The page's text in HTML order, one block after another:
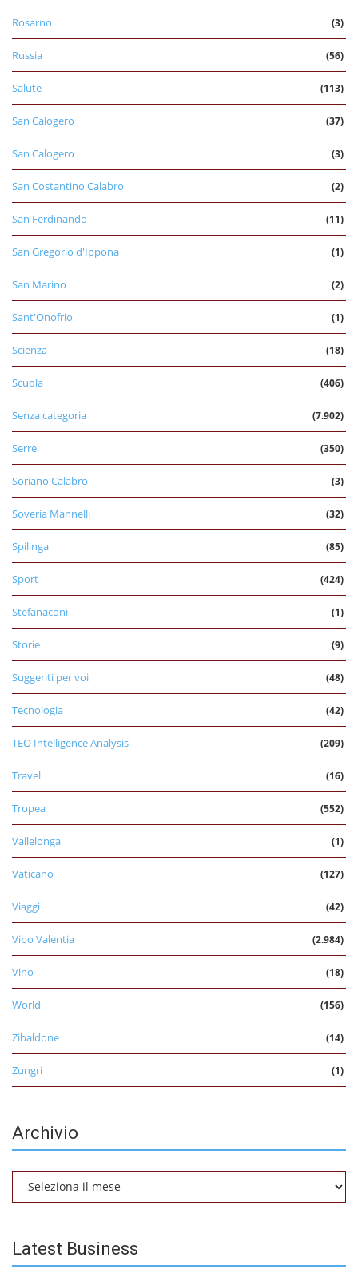
Rosarno (3)
Russia (56)
Salute (113)
San Calogero (37)
San Calogero (3)
San Costantino Calabro (2)
San Ferdinando (11)
San Gregorio d'Ippona (1)
San Marino (2)
Sant'Onofrio (1)
Scienza (18)
Scuola (406)
Senza categoria (7.902)
Serre (350)
Soriano Calabro (3)
Soveria Mannelli (32)
Spilinga (85)
Sport (424)
Stefanaconi (1)
Storie (9)
Suggeriti per voi (48)
Tecnologia (42)
TEO Intelligence Analysis (209)
Travel (16)
Tropea (552)
Vallelonga (1)
Vaticano (127)
Viaggi (42)
Vibo Valentia (2.984)
Vino (18)
World (156)
Zibaldone (14)
Zungri (1)
Archivio
Archivio
Latest Business